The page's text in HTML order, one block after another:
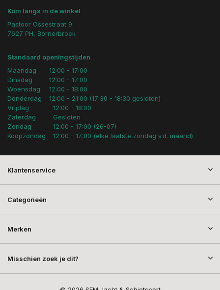
Kom langs in de winkel
Pastoor Ossestraat 9
7627 PH, Bornerbroek
Standaard openingstijden
Maandag
Dinsdag
Woensdag
Donderdag
12:00 - 17:00
12:00 - 17:00
12:00 - 18:00
12:00 - 21:00 (17:30 - 18:30 gesloten)
Vrijdag
Zaterdag
Zondag
Koopzondag
12:00 - 18:00
Gesloten
12:00 - 17:00 (26-07)
12:00 - 17:00 (elke laatste zondag v.d. maand)
Klantenservice
Categorieën
Merken
Misschien zoek je dit?